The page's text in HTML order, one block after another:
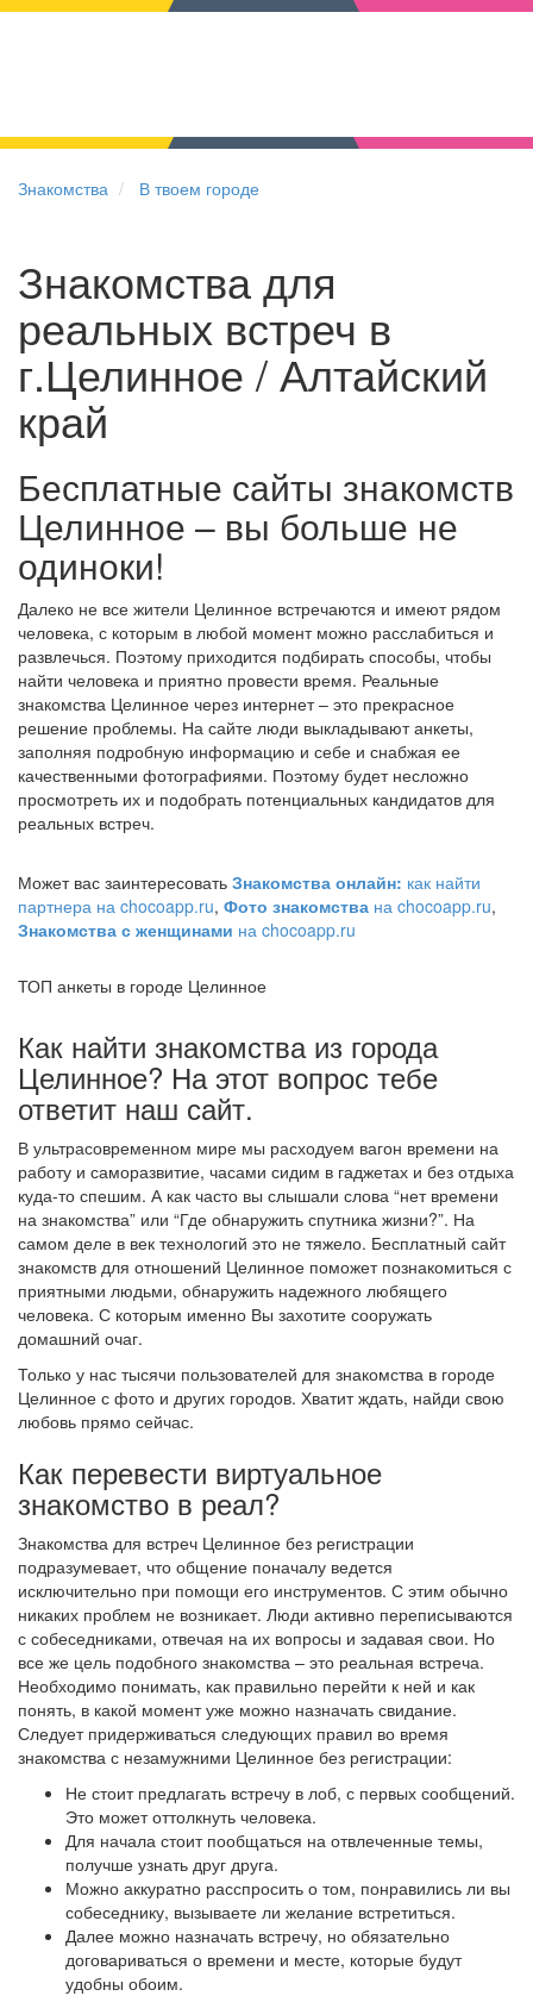
Знакомства В твоем городе
Знакомства для
реальных встреч в
г.Целинное / Алтайский
край
Бесплатные сайты знакомств
Целинное – вы больше не
одиноки!
Далеко не все жители Целинное встречаются и имеют рядом
человека, с которым в любой момент можно расслабиться и
развлечься. Поэтому приходится подбирать способы, чтобы
найти человека и приятно провести время. Реальные
знакомства Целинное через интернет – это прекрасное
решение проблемы. На сайте люди выкладывают анкеты,
заполняя подробную информацию и себе и снабжая ее
качественными фотографиями. Поэтому будет несложно
просмотреть их и подобрать потенциальных кандидатов для
реальных встреч.
Может вас заинтересовать Знакомства онлайн: как найти
партнера на chocoapp.ru, Фото знакомства на chocoapp.ru,
Знакомства с женщинами на chocoapp.ru
ТОП анкеты в городе Целинное
Как найти знакомства из города
Целинное? На этот вопрос тебе
ответит наш сайт.
В ультрасовременном мире мы расходуем вагон времени на
работу и саморазвитие, часами сидим в гаджетах и без отдыха
куда-то спешим. А как часто вы слышали слова “нет времени
на знакомства” или “Где обнаружить спутника жизни?”. На
самом деле в век технологий это не тяжело. Бесплатный сайт
знакомств для отношений Целинное поможет познакомиться с
приятными людьми, обнаружить надежного любящего
человека. С которым именно Вы захотите сооружать
домашний очаг.
Только у нас тысячи пользователей для знакомства в городе
Целинное с фото и других городов. Хватит ждать, найди свою
любовь прямо сейчас.
Как перевести виртуальное
знакомство в реал?
Знакомства для встреч Целинное без регистрации
подразумевает, что общение поначалу ведется
исключительно при помощи его инструментов. С этим обычно
никаких проблем не возникает. Люди активно переписываются
с собеседниками, отвечая на их вопросы и задавая свои. Но
все же цель подобного знакомства – это реальная встреча.
Необходимо понимать, как правильно перейти к ней и как
понять, в какой момент уже можно назначать свидание.
Следует придерживаться следующих правил во время
знакомства с незамужними Целинное без регистрации:
Не стоит предлагать встречу в лоб, с первых сообщений.
Это может оттолкнуть человека.
Для начала стоит пообщаться на отвлеченные темы,
получше узнать друг друга.
Можно аккуратно расспросить о том, понравились ли вы
собеседнику, вызываете ли желание встретиться.
Далее можно назначать встречу, но обязательно
договариваться о времени и месте, которые будут
удобны обоим.